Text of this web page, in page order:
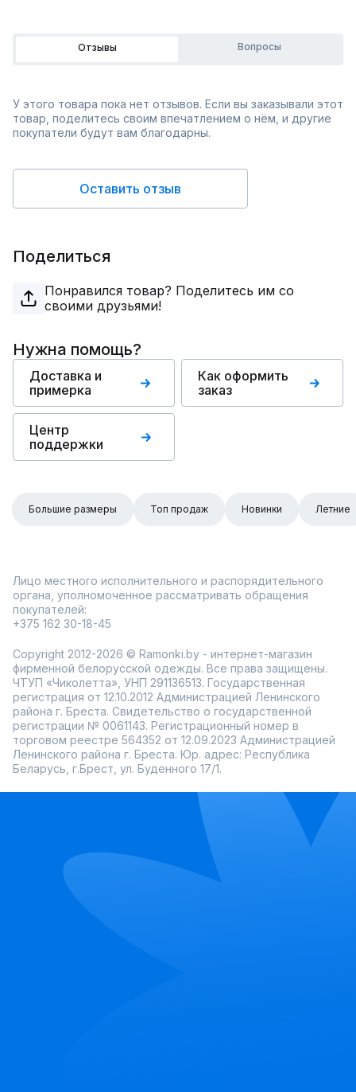
Отзывы Вопросы
У этого товара пока нет отзывов. Если вы заказывали этот
товар, поделитесь своим впечатлением о нём, и другие
покупатели будут вам благодарны.
Оставить отзыв
Поделиться
Понравился товар? Поделитесь им со
своими друзьями!
Нужна помощь?
Доставка и
примерка
Как оформить
заказ
Центр
поддержки
Большие размеры Топ продаж Новинки Летние
Лицо местного исполнительного и распорядительного
органа, уполномоченное рассматривать обращения
покупателей:
+375 162 30-18-45
Copyright 2012-2026 © Ramonki.by - интернет-магазин
фирменной белорусской одежды. Все права защищены.
ЧТУП «Чиколетта», УНП 291136513. Государственная
регистрация от 12.10.2012 Администрацией Ленинского
района г. Бреста. Свидетельство о государственной
регистрации № 0061143. Регистрационный номер в
торговом реестре 564352 от 12.09.2023 Администрацией
Ленинского района г. Бреста. Юр. адрес: Республика
Беларусь, г.Брест, ул. Буденного 17/1.